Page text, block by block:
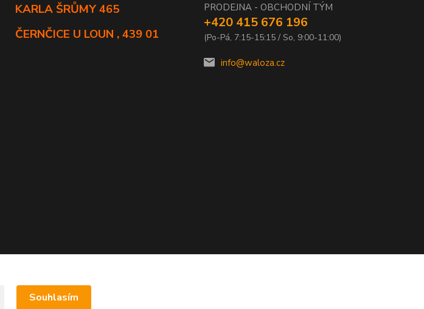
KARLA ŠRŮMY 465
ČERNČICE U LOUN , 439 01
PRODEJNA - OBCHODNÍ TÝM
+420 415 676 196
(Po-Pá, 7:15-15:15 / So, 9:00-11:00)
info@waloza.cz
Souhlasím